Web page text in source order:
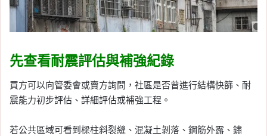
先查看耐震評估與補強紀錄
買方可以向管委會或賣方詢問，社區是否曾進行結構快篩、耐
震能力初步評估、詳細評估或補強工程。
若公共區域可看到樑柱斜裂縫、混凝土剝落、鋼筋外露、鏽